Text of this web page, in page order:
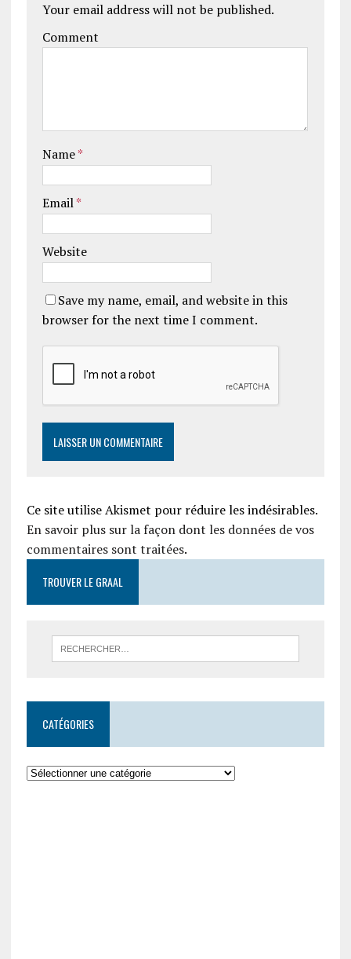
Your email address will not be published.
Comment
Name*
Email*
Website
Save my name, email, and website in this
browser for the next time I comment.
Ce site utilise Akismet pour réduire les indésirables.
En savoir plus sur la façon dont les données de vos
commentaires sont traitées.
TROUVER LE GRAAL
CATÉGORIES